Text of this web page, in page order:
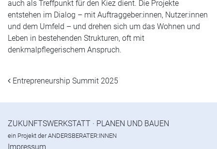
auch als Treffpunkt für den Kiez dient. Die Projekte
entstehen im Dialog – mit Auftraggeber:innen, Nutzer:innen
und dem Umfeld – und drehen sich um das Wohnen und
Leben in bestehenden Strukturen, oft mit
denkmalpflegerischem Anspruch.
BEITRAGSNAVIGATION
Entrepreneurship Summit 2025
ZUKUNFTSWERKSTATT · PLANEN UND BAUEN
ein Projekt derANDERSBERATER:INNEN
Impressum